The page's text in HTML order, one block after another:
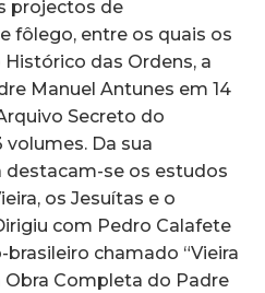
projectos de
fôlego, entre os quais os
Histórico das Ordens, a
Manuel Antunes em 14
Secreto do
Da sua
se os estudos
os Jesuítas e o
com Pedro Calafete
chamado “Vieira
Obra Completa do Padre